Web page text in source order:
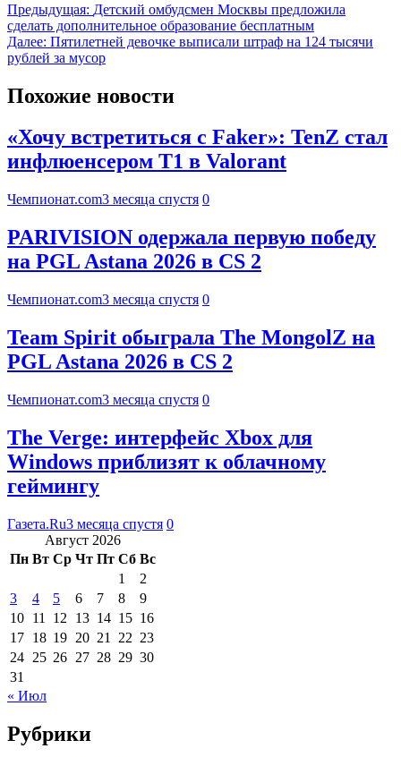
Предыдущая: Детский омбудсмен Москвы предложила
сделать дополнительное образование бесплатным
Далее: Пятилетней девочке выписали штраф на 124 тысячи
рублей за мусор
Похожие новости
«Хочу встретиться с Faker»: TenZ стал
инфлюенсером T1 в Valorant
Чемпионат.com3 месяца спустя 0
PARIVISION одержала первую победу
на PGL Astana 2026 в CS 2
Чемпионат.com3 месяца спустя 0
Team Spirit обыграла The MongolZ на
PGL Astana 2026 в CS 2
Чемпионат.com3 месяца спустя 0
The Verge: интерфейс Xbox для
Windows приблизят к облачному
геймингу
Газета.Ru3 месяца спустя 0
Август 2026
Пн Вт Ср Чт Пт Сб Вс
1
2
3
4 5 6 7 8
9
10 11 12 13 14 15 16
17 18 19 20 21 22 23
24 25 26 27 28 29 30
31
« Июл
Рубрики